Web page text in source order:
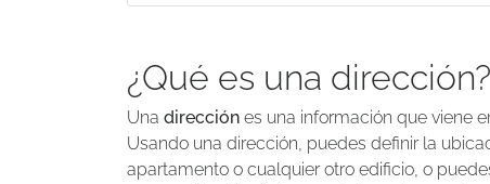
¿Qué es una dirección?
Una dirección es una información que viene
Usando una dirección, puedes definir la
apartamento o cualquier otro edificio, o